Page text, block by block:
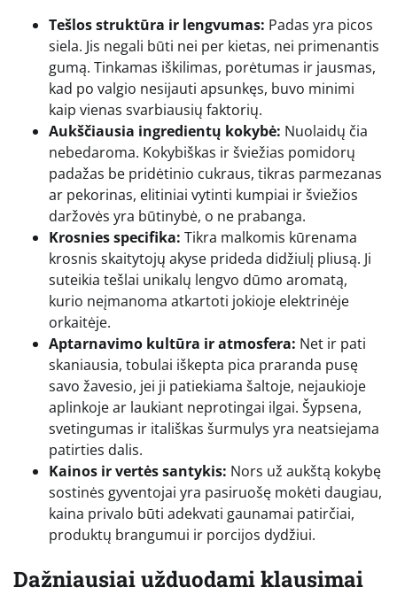
Tešlos struktūra ir lengvumas: Padas yra picos
siela. Jis negali būti nei per kietas, nei primenantis
gumą. Tinkamas iškilimas, porėtumas ir jausmas,
kad po valgio nesijauti apsunkęs, buvo minimi
kaip vienas svarbiausių faktorių.
Aukščiausia ingredientų kokybė: Nuolaidų čia
nebedaroma. Kokybiškas ir šviežias pomidorų
padažas be pridėtinio cukraus, tikras parmezanas
ar pekorinas, elitiniai vytinti kumpiai ir šviežios
daržovės yra būtinybė, o ne prabanga.
Krosnies specifika: Tikra malkomis kūrenama
krosnis skaitytojų akyse prideda didžiulį pliusą. Ji
suteikia tešlai unikalų lengvo dūmo aromatą,
kurio neįmanoma atkartoti jokioje elektrinėje
orkaitėje.
Aptarnavimo kultūra ir atmosfera: Net ir pati
skaniausia, tobulai iškepta pica praranda pusę
savo žavesio, jei ji patiekiama šaltoje, nejaukioje
aplinkoje ar laukiant neprotingai ilgai. Šypsena,
svetingumas ir itališkas šurmulys yra neatsiejama
patirties dalis.
Kainos ir vertės santykis: Nors už aukštą kokybę
sostinės gyventojai yra pasiruošę mokėti daugiau,
kaina privalo būti adekvati gaunamai patirčiai,
produktų brangumui ir porcijos dydžiui.
Dažniausiai užduodami klausimai